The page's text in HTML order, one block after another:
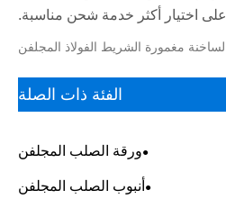
على اختيار أكثر خدمة شحن مناسبة.
الفئة ذات الصلة
ورقة الصلب المجلفن
أنبوب الصلب المجلفن